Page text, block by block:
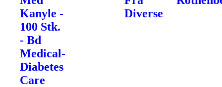
Kanyle -
100 Stk.
- Bd
Medical-
Diabetes
Care
Diverse